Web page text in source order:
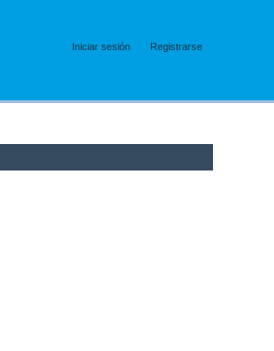
Iniciar sesión Registrarse